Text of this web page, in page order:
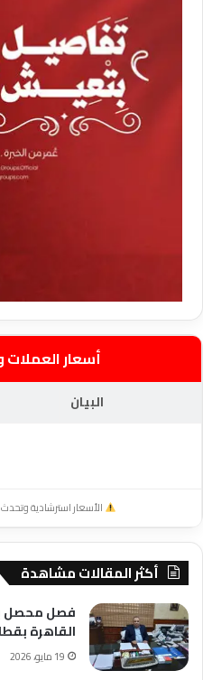
أسعار
البيان
الأسعار استرشادية
أكثر المقالات مشاهدة
فصل محصل
القاهرة
19 مايو، 2026